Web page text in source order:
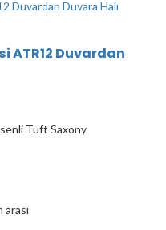
ATR12 Duvardan
Tuft Saxony